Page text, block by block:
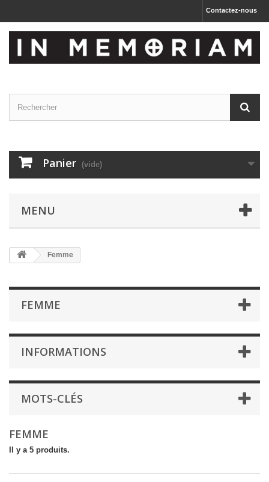
Contactez-nous
Panier (vide)
MENU
Femme
FEMME
INFORMATIONS
MOTS-CLÉS
FEMME
Il y a 5 produits.